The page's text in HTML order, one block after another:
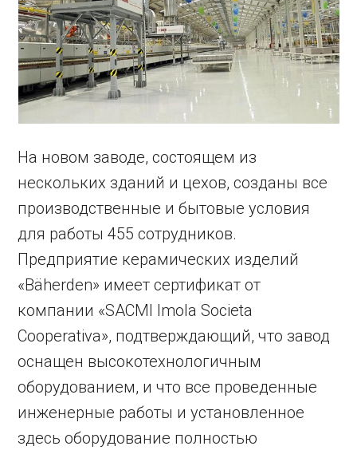
На новом заводе, состоящем из
нескольких зданий и цехов, созданы все
производственные и бытовые условия
для работы 455 сотрудников.
Предприятие керамических изделий
«Bäherden» имеет сертификат от
компании «SACMI Imola Societa
Cooperativa», подтверждающий, что завод
оснащен высокотехнологичным
оборудованием, и что все проведенные
инженерные работы и установленное
здесь оборудование полностью